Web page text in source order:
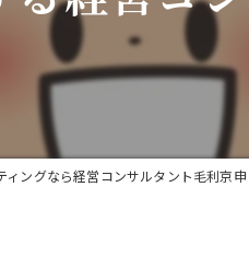
ィングなら経営コンサルタント毛利京申